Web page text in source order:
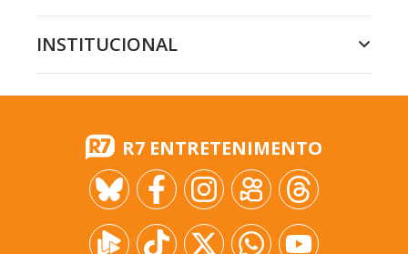
INSTITUCIONAL
R7 ENTRETENIMENTO